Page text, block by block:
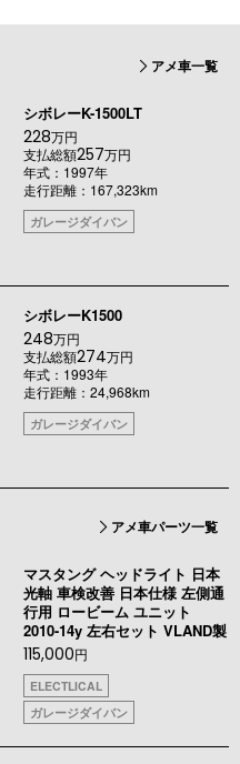
アメ車一覧
シボレーK-1500LT
228万円
支払総額257万円
年式：1997年
走行距離：167,323km
ガレージダイバン
シボレーK1500
248万円
支払総額274万円
年式：1993年
走行距離：24,968km
ガレージダイバン
アメ車パーツ一覧
マスタング ヘッドライト 日本
光軸 車検改善 日本仕様 左側通
行用 ロービーム ユニット
2010-14y 左右セット VLAND製
115,000円
ELECTLICAL
ガレージダイバン